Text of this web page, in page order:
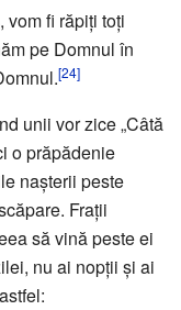
vom fi răpiţi toţi
pe Domnul în
[24]
unii vor zice „Câtă
o prăpădenie
naşterii peste
Fraţii
să vină peste ei
nu ai nopţii şi ai